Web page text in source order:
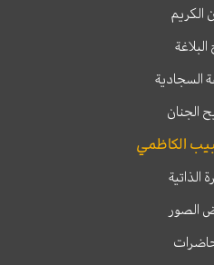
الكريم
السجادية
الجنان
الكاظمي
الذاتية
الصور